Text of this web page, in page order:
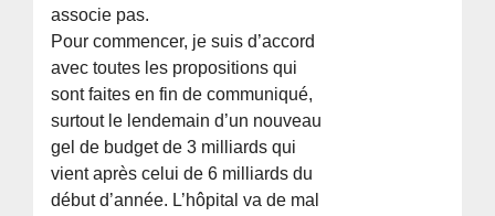
associe pas.
Pour commencer, je suis d’accord
avec toutes les propositions qui
sont faites en fin de communiqué,
surtout le lendemain d’un nouveau
gel de budget de 3 milliards qui
vient après celui de 6 milliards du
début d’année. L’hôpital va de mal